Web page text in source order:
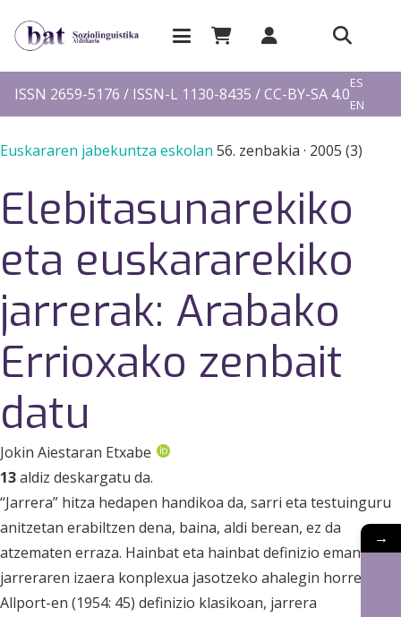
ISSN 2659-5176 / ISSN-L 1130-8435 / CC-BY-SA 4.0
ES
EN
Euskararen jabekuntza eskolan 56. zenbakia · 2005 (3)
Elebitasunarekiko
eta euskararekiko
jarrerak: Arabako
Errioxako zenbait
datu
Jokin Aiestaran Etxabe
13aldiz deskargatu da.
“Jarrera” hitza hedapen handikoa da, sarri eta testuinguru
anitzetan erabiltzen dena, baina, aldi berean, ez da
atzematen erraza. Hainbat eta hainbat definizio eman dira,
jarreraren izaera konplexua jasotzeko ahalegin horretan.
Allport-en (1954: 45) definizio klasikoan, jarrera
→